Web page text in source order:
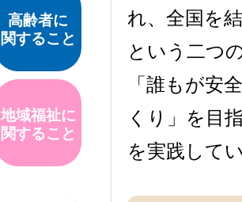
高齢者に
関すること
地域福祉に
関すること
れ、全国を
という二つ
「誰もが安
くり」を目
を実践して